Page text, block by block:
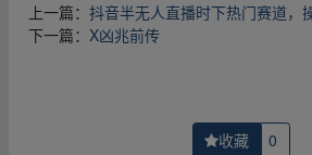
上一篇： 抖音半无人直播时下热门赛道，
下一篇： X凶兆前传
收藏 0